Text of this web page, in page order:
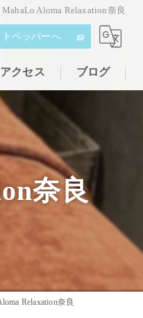
Aloma Relaxation奈良
トペッパーへ
アクセス ブログ
奈良
Relaxation奈良